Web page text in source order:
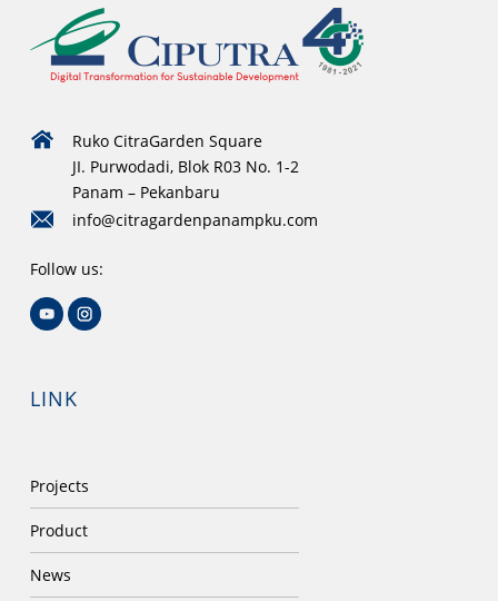
Ruko CitraGarden Square
JI. Purwodadi, Blok R03 No. 1-2
Panam – Pekanbaru
info@citragardenpanampku.com
Follow us:
LINK
Projects
Product
News